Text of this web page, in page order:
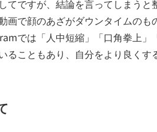
てですが、結論を言ってしまう
画で顔のあざがダウンタイムの
では「人中短縮」「口角拳上
ることもあり、自分をより良くす